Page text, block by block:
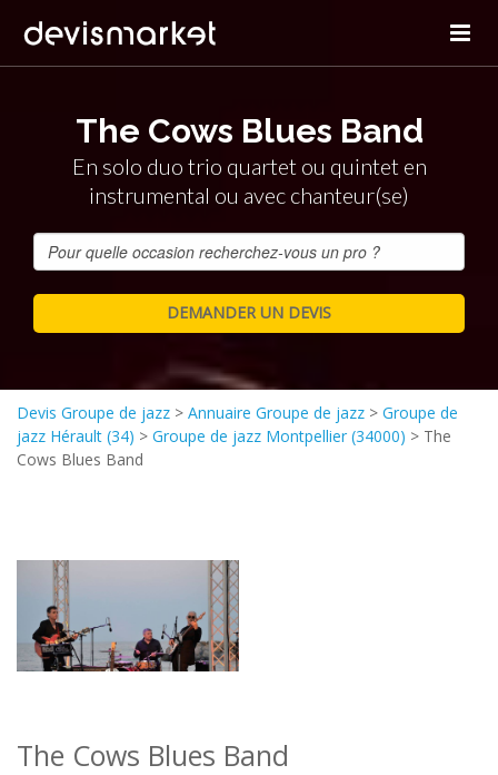
The Cows Blues Band
En solo duo trio quartet ou quintet en
instrumental ou avec chanteur(se)
Devis Groupe de jazz > Annuaire Groupe de jazz > Groupe de
jazz Hérault (34) > Groupe de jazz Montpellier (34000) > The
Cows Blues Band
The Cows Blues Band